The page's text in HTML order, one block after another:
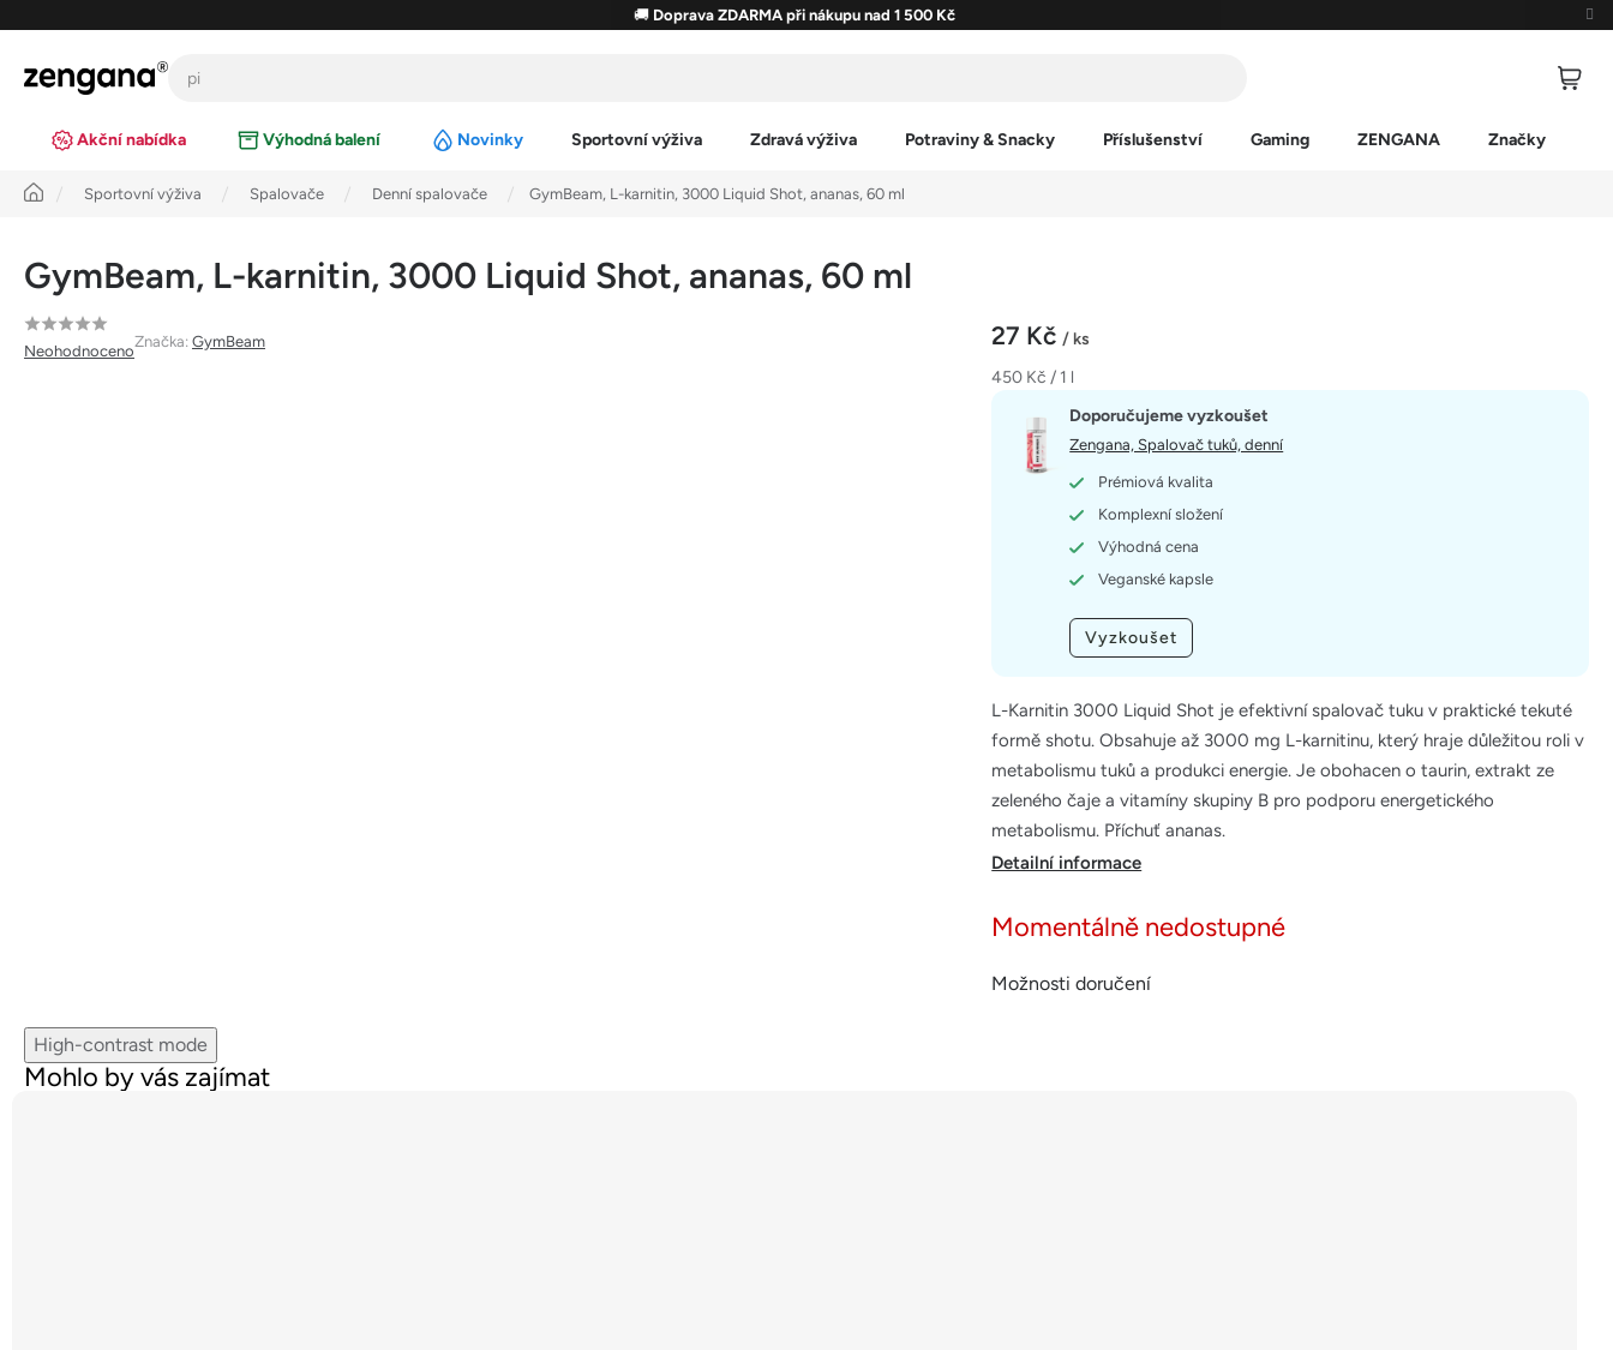
obsah
🚚 Doprava ZDARMA při nákupu nad 1 500 Kč
Akční nabídka Výhodná balení Novinky Sportovní výživa Zdravá výživa Potraviny & Snacky Příslušenství Gaming ZENGANA Značky
Úvod Sportovní výživa Spalovače Denní spalovače GymBeam, L-karnitin, 3000 Liquid Shot, ananas, 60 ml
GymBeam, L-karnitin, 3000 Liquid Shot, ananas, 60 ml
Průměrné
hodnocení
Neohodnoceno
Značka: GymBeam 27 Kč/ ks
Měrná
450 Kč / 1 l
Momentálně nedostupné
Možnosti doručení
L-Karnitin 3000 Liquid Shot je efektivní spalovač tuku v praktické tekuté
formě shotu. Obsahuje až 3000 mg L-karnitinu, který hraje důležitou roli v
metabolismu tuků a produkci energie. Je obohacen o taurin, extrakt ze
zeleného čaje a vitamíny skupiny B pro podporu energetického
metabolismu. Příchuť ananas.
Doporučujeme vyzkoušet
Zengana, Spalovač tuků, denní
Prémiová kvalita
Komplexní složení
Výhodná cena
Veganské kapsle
Vyzkoušet
Detailní informace
High-contrast mode
Mohlo by vás zajímat